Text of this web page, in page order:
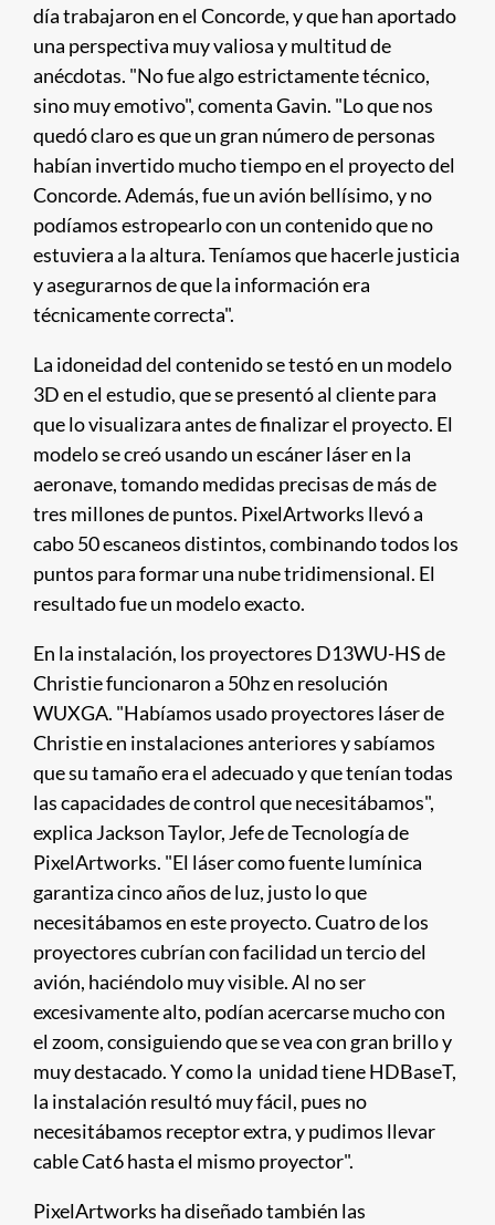
día trabajaron en el Concorde, y que han aportado
una perspectiva muy valiosa y multitud de
anécdotas. "No fue algo estrictamente técnico,
sino muy emotivo", comenta Gavin. "Lo que nos
quedó claro es que un gran número de personas
habían invertido mucho tiempo en el proyecto del
Concorde. Además, fue un avión bellísimo, y no
podíamos estropearlo con un contenido que no
estuviera a la altura. Teníamos que hacerle justicia
y asegurarnos de que la información era
técnicamente correcta".
La idoneidad del contenido se testó en un modelo
3D en el estudio, que se presentó al cliente para
que lo visualizara antes de finalizar el proyecto. El
modelo se creó usando un escáner láser en la
aeronave, tomando medidas precisas de más de
tres millones de puntos. PixelArtworks llevó a
cabo 50 escaneos distintos, combinando todos los
puntos para formar una nube tridimensional. El
resultado fue un modelo exacto.
En la instalación, los proyectores D13WU-HS de
Christie funcionaron a 50hz en resolución
WUXGA. "Habíamos usado proyectores láser de
Christie en instalaciones anteriores y sabíamos
que su tamaño era el adecuado y que tenían todas
las capacidades de control que necesitábamos",
explica Jackson Taylor, Jefe de Tecnología de
PixelArtworks. "El láser como fuente lumínica
garantiza cinco años de luz, justo lo que
necesitábamos en este proyecto. Cuatro de los
proyectores cubrían con facilidad un tercio del
avión, haciéndolo muy visible. Al no ser
excesivamente alto, podían acercarse mucho con
el zoom, consiguiendo que se vea con gran brillo y
muy destacado. Y como la unidad tiene HDBaseT,
la instalación resultó muy fácil, pues no
necesitábamos receptor extra, y pudimos llevar
cable Cat6 hasta el mismo proyector".
PixelArtworks ha diseñado también las